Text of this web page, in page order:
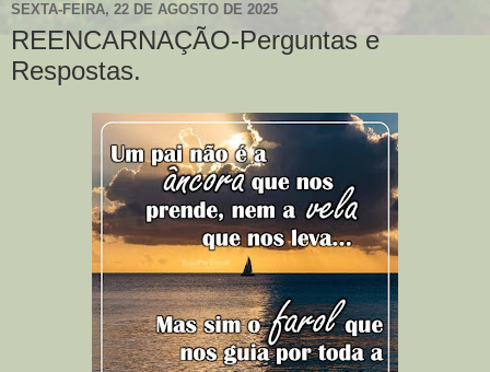
SEXTA-FEIRA, 22 DE AGOSTO DE 2025
REENCARNAÇÃO-Perguntas e
Respostas.